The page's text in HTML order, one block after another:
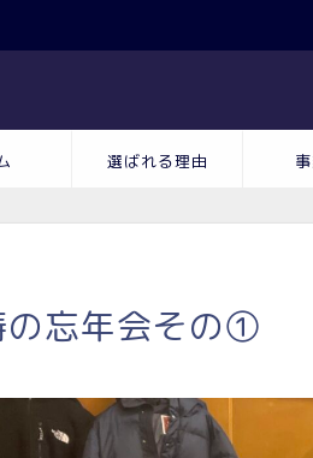
選ばれる理由
の忘年会その①